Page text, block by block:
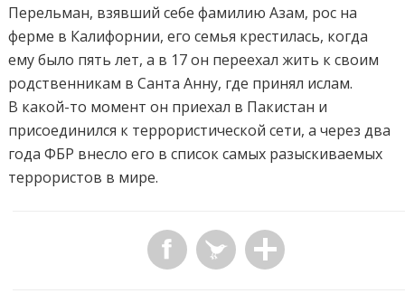
Перельман, взявший себе фамилию Азам, рос на
ферме в Калифорнии, его семья крестилась, когда
ему было пять лет, а в 17 он переехал жить к своим
родственникам в Санта Анну, где принял ислам.
В какой-то момент он приехал в Пакистан и
присоединился к террористической сети, а через два
года ФБР внесло его в список самых разыскиваемых
террористов в мире.